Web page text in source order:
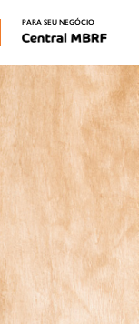
PARA SEU NEGÓCIO